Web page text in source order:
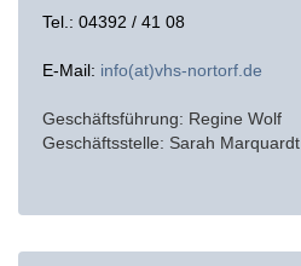
Tel.: 04392 / 41 08
E-Mail: info(at)vhs-nortorf.de
Geschäftsführung: Regine Wolf
Geschäftsstelle: Sarah Marquardt